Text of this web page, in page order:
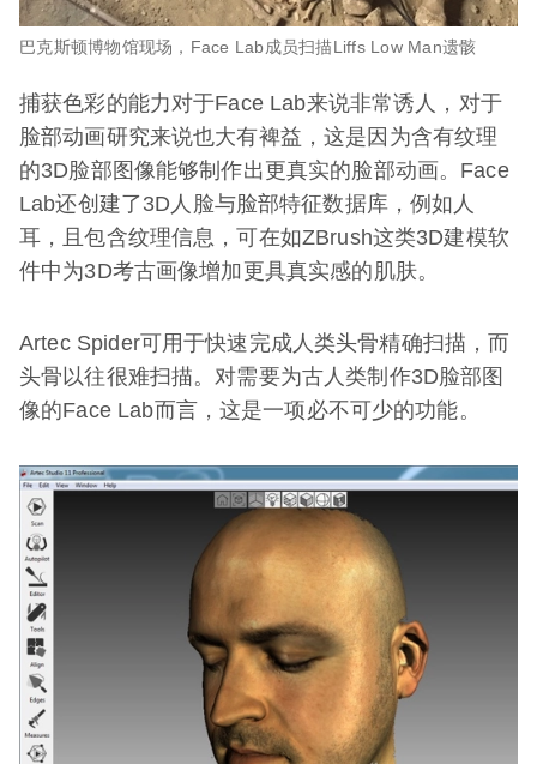
巴克斯顿博物馆现场，Face Lab成员扫描Liffs Low Man遗骸
捕获色彩的能力对于Face Lab来说非常诱人，对于
脸部动画研究来说也大有裨益，这是因为含有纹理
的3D脸部图像能够制作出更真实的脸部动画。Face
Lab还创建了3D人脸与脸部特征数据库，例如人
耳，且包含纹理信息，可在如ZBrush这类3D建模软
件中为3D考古画像增加更具真实感的肌肤。
Artec Spider可用于快速完成人类头骨精确扫描，而
头骨以往很难扫描。对需要为古人类制作3D脸部图
像的Face Lab而言，这是一项必不可少的功能。